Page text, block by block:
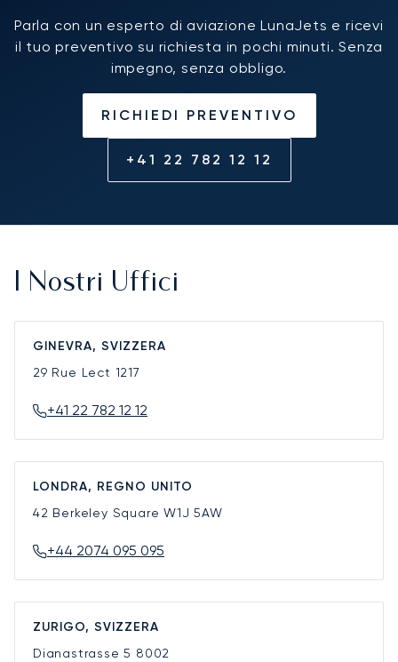
Parla con un esperto di aviazione LunaJets e ricevi
il tuo preventivo su richiesta in pochi minuti. Senza
impegno, senza obbligo.
RICHIEDI PREVENTIVO
+41 22 782 12 12
I Nostri Uffici
GINEVRA, SVIZZERA
29 Rue Lect 1217
+41 22 782 12 12
LONDRA, REGNO UNITO
42 Berkeley SquareW1J 5AW
+44 2074 095 095
ZURIGO, SVIZZERA
Dianastrasse 5 8002